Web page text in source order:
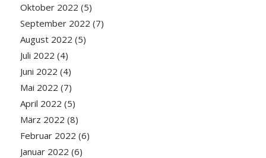
Oktober 2022 (5)
September 2022 (7)
August 2022 (5)
Juli 2022 (4)
Juni 2022 (4)
Mai 2022 (7)
April 2022 (5)
März 2022 (8)
Februar 2022 (6)
Januar 2022 (6)